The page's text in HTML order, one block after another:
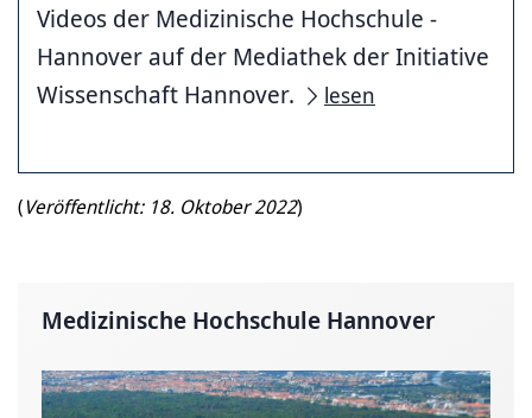
Videos der Medizinische ­Hochschule ­
Hannover auf der Mediathek der Initiative
Wissenschaft Hannover.
lesen
(Veröffentlicht: 18. Oktober 2022)
Medizinische Hochschule Hannover